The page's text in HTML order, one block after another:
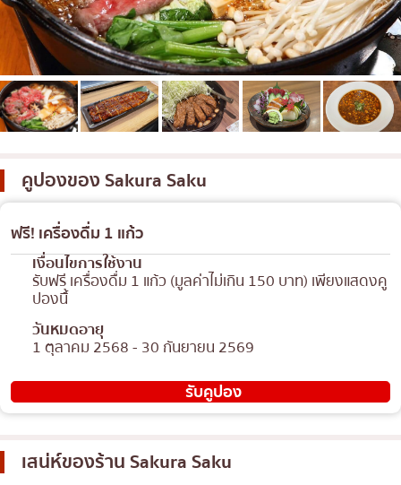
ร้านอาหารญี่ปุ่นแบบดั้งเดิม
ทาโกะยากิ
โอเด้ง/เมนูตุ๋นสไตล์ญี่ปุ่น
อาหารชุด/อาหารญี่ปุ่นสไตล์โฮมคุกกิ้ง
ลาดพร้าว
สมุทรปราการ
ปทุมธานี
สมุทรสาคร
พัทยา
พระราม 3
พระราม4
อื่นๆ
คูปองของSakura Saku
ฟรี! เครื่องดื่ม 1 แก้ว
เงื่อนไขการใช้งาน
รับฟรี เครื่องดื่ม 1 แก้ว (มูลค่าไม่เกิน 150 บาท) เพียงแสดงคู
ปองนี้้
วันหมดอายุ
1 ตุลาคม 2568 - 30 กันยายน 2569
รับคูปอง
เสน่ห์ของร้านSakura Saku